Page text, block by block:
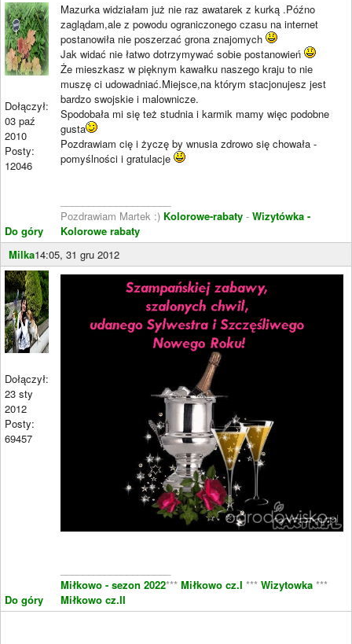
Dołączył:
03 paź
2010
Posty:
12046
Do góry
Mazurka widziałam już nie raz awatarek z kurką .Późno
zaglądam,ale z powodu ograniczonego czasu na internet
postanowiła nie poszerzać grona znajomych
Jak widać nie łatwo dotrzymywać sobie postanowień
Że mieszkasz w pięknym kawałku naszego kraju to nie
muszę ci udowadniać.Miejsce,na którym stacjonujesz jest
bardzo swojskie i malownicze.
Spodobała mi się też studnia i karmik mamy więc podobne
gusta
Pozdrawiam cię i życzę by wnusia zdrowo się chowała -
pomyślności i gratulacje
Pozdrawiam Martek :) Kolorowe-rabaty - Wizytówka -
Kolorowe rabaty
Milka14:05, 31 gru 2012
Dołączył:
23 sty
2012
Posty:
69457
Do góry
Miłkowo - sezon 2022*** Miłkowo cz.I *** Wizytowka ***
Miłkowo cz.II